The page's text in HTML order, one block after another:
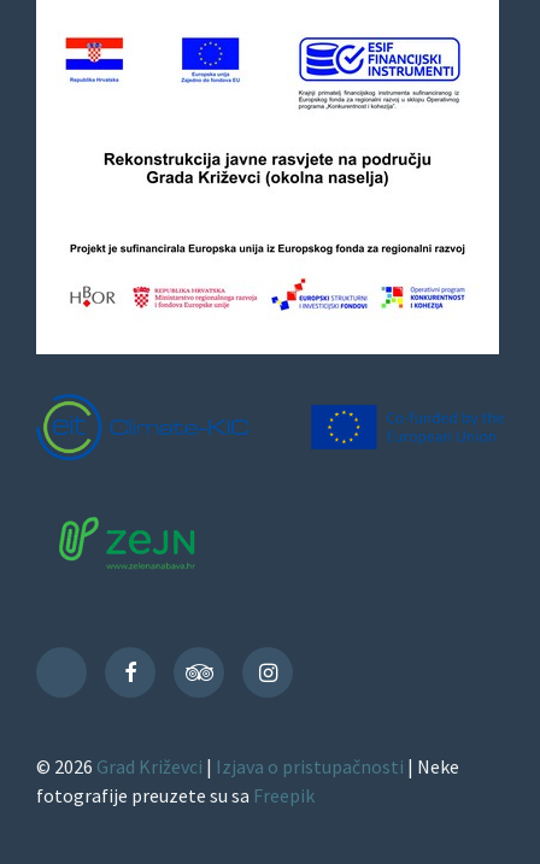
TikTok
FacebookTripAdvisorInstagram
© 2026 Grad Križevci | Izjava o pristupačnosti | Neke
fotografije preuzete su sa Freepik